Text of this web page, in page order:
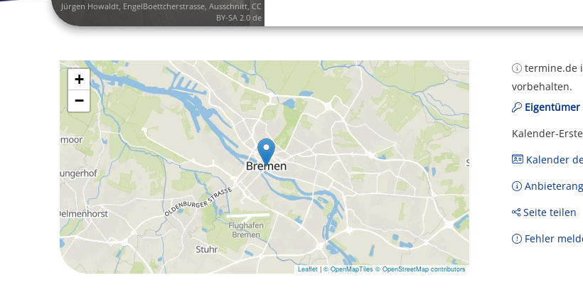
Jürgen Howaldt, EngelBoettcherstrasse, Ausschnitt, CC
BY-SA 2.0 de
+
−
Leaflet | © OpenMapTiles © OpenStreetMap contributors
termine.de
vorbehalten.
Eigentümer
Kalender-
Kalender
Seite teilen
Fehler